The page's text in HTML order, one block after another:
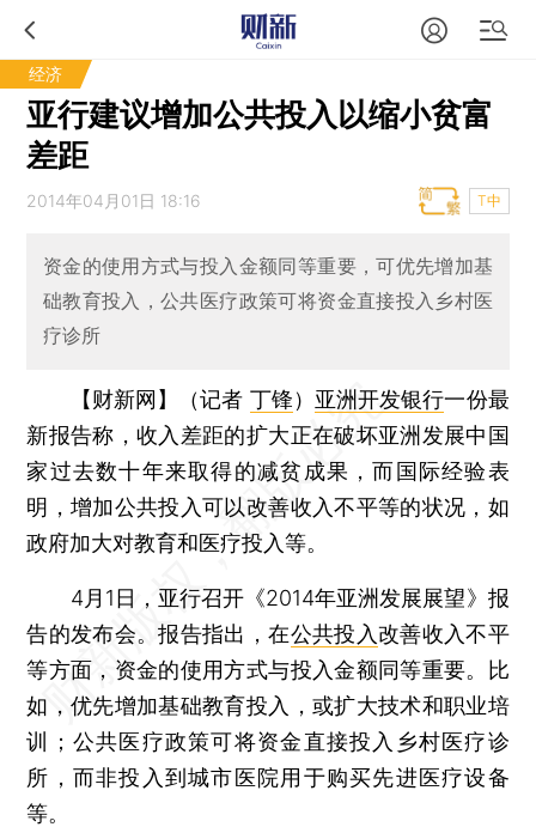
经济
亚行建议增加公共投入以缩小贫富
差距
2014年04月01日 18:16 T中
资金的使用方式与投入金额同等重要，可优先增加基
础教育投入，公共医疗政策可将资金直接投入乡村医
疗诊所
【财新网】（记者 丁锋） 亚洲开发银行一份最
新报告称，收入差距的扩大正在破坏亚洲发展中国
家过去数十年来取得的减贫成果，而国际经验表
明，增加公共投入可以改善收入不平等的状况，如
政府加大对教育和医疗投入等。
4月1日，亚行召开《2014年亚洲发展展望》报
告的发布会。报告指出，在公共投入改善收入不平
等方面，资金的使用方式与投入金额同等重要。比
如，优先增加基础教育投入，或扩大技术和职业培
训；公共医疗政策可将资金直接投入乡村医疗诊
所，而非投入到城市医院用于购买先进医疗设备
等。